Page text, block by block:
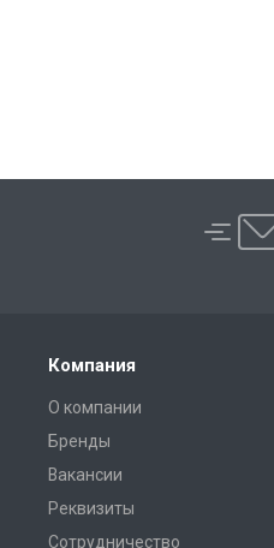
Компания
О компании
Бренды
Вакансии
Реквизиты
Сотрудничество